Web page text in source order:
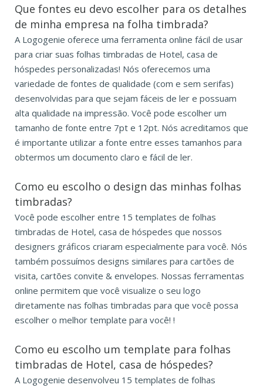
Que fontes eu devo escolher para os detalhes
de minha empresa na folha timbrada?
A Logogenie oferece uma ferramenta online fácil de usar
para criar suas folhas timbradas de Hotel, casa de
hóspedes personalizadas! Nós oferecemos uma
variedade de fontes de qualidade (com e sem serifas)
desenvolvidas para que sejam fáceis de ler e possuam
alta qualidade na impressão. Você pode escolher um
tamanho de fonte entre 7pt e 12pt. Nós acreditamos que
é importante utilizar a fonte entre esses tamanhos para
obtermos um documento claro e fácil de ler.
Como eu escolho o design das minhas folhas
timbradas?
Você pode escolher entre 15 templates de folhas
timbradas de Hotel, casa de hóspedes que nossos
designers gráficos criaram especialmente para você. Nós
também possuímos designs similares para cartões de
visita, cartões convite & envelopes. Nossas ferramentas
online permitem que você visualize o seu logo
diretamente nas folhas timbradas para que você possa
escolher o melhor template para você! !
Como eu escolho um template para folhas
timbradas de Hotel, casa de hóspedes?
A Logogenie desenvolveu 15 templates de folhas